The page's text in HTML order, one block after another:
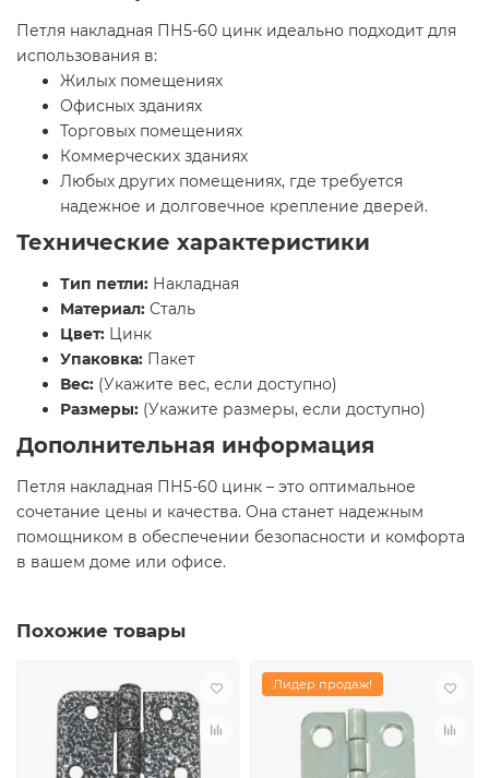
Петля накладная ПН5-60 цинк идеально подходит для
использования в:
Жилых помещениях
Офисных зданиях
Торговых помещениях
Коммерческих зданиях
Любых других помещениях, где требуется
надежное и долговечное крепление дверей.
Технические характеристики
Тип петли: Накладная
Материал: Сталь
Цвет: Цинк
Упаковка: Пакет
Вес: (Укажите вес, если доступно)
Размеры: (Укажите размеры, если доступно)
Дополнительная информация
Петля накладная ПН5-60 цинк – это оптимальное
сочетание цены и качества. Она станет надежным
помощником в обеспечении безопасности и комфорта
в вашем доме или офисе.
Похожие товары
Лидер продаж!